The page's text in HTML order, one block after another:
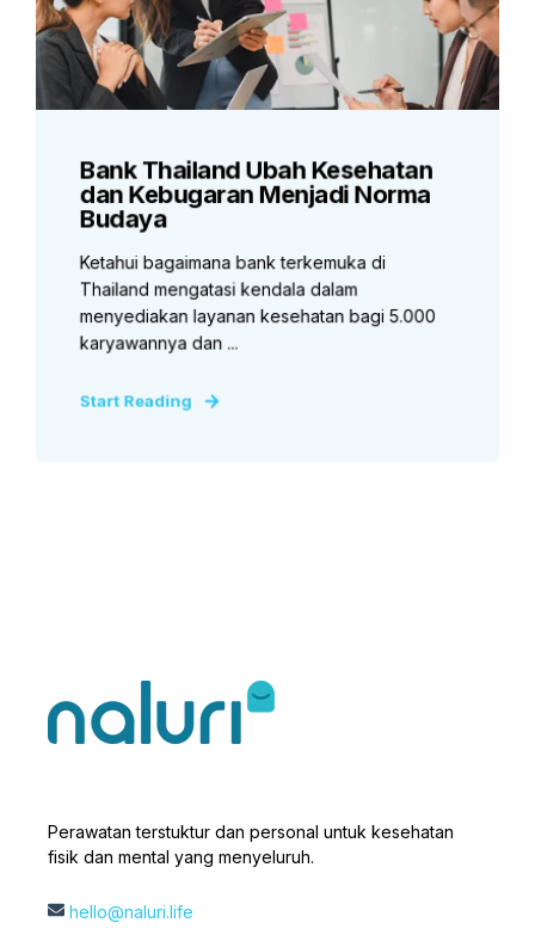
Bank Thailand Ubah Kesehatan
dan Kebugaran Menjadi Norma
Budaya
Ketahui bagaimana bank terkemuka di
Thailand mengatasi kendala dalam
menyediakan layanan kesehatan bagi 5.000
karyawannya dan ...
Start Reading
Perawatan terstuktur dan personal untuk kesehatan
fisik dan mental yang menyeluruh.
hello@naluri.life